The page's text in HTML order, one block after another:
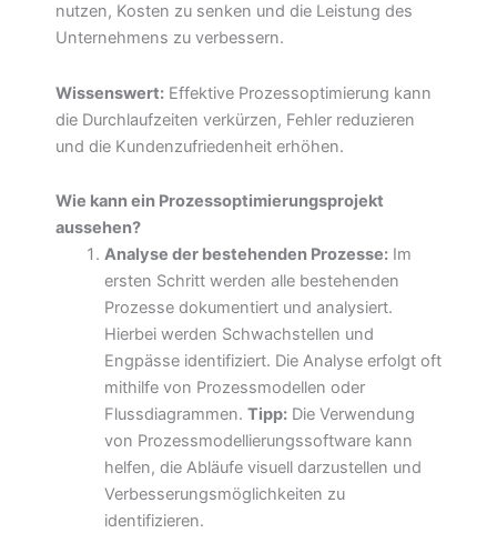
nutzen, Kosten zu senken und die Leistung des
Unternehmens zu verbessern.
Wissenswert: Effektive Prozessoptimierung kann
die Durchlaufzeiten verkürzen, Fehler reduzieren
und die Kundenzufriedenheit erhöhen.
Wie kann ein Prozessoptimierungsprojekt
aussehen?
Analyse der bestehenden Prozesse:Im
ersten Schritt werden alle bestehenden
Prozesse dokumentiert und analysiert.
Hierbei werden Schwachstellen und
Engpässe identifiziert. Die Analyse erfolgt oft
mithilfe von Prozessmodellen oder
Flussdiagrammen. Tipp:Die Verwendung
von Prozessmodellierungssoftware kann
helfen, die Abläufe visuell darzustellen und
Verbesserungsmöglichkeiten zu
identifizieren.